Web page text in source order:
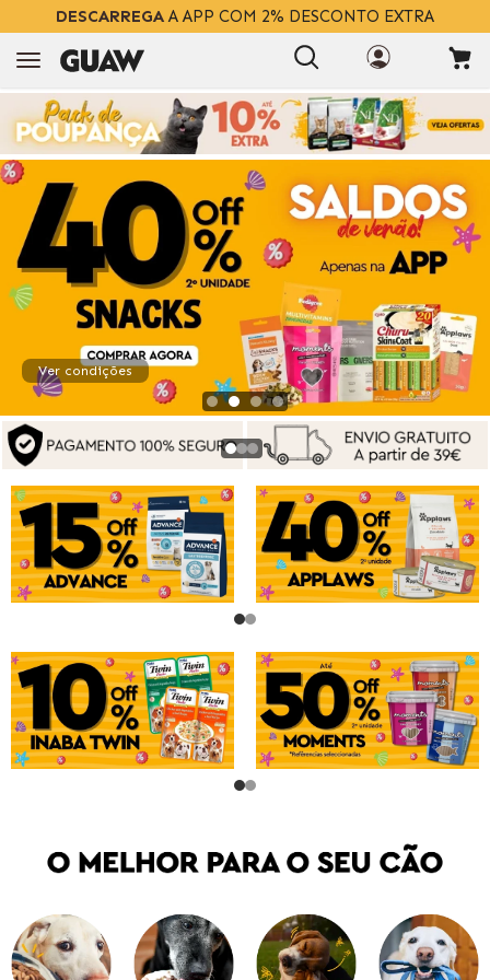
DESCARREGAA APP COM 2% DESCONTO EXTRA
Ver condições